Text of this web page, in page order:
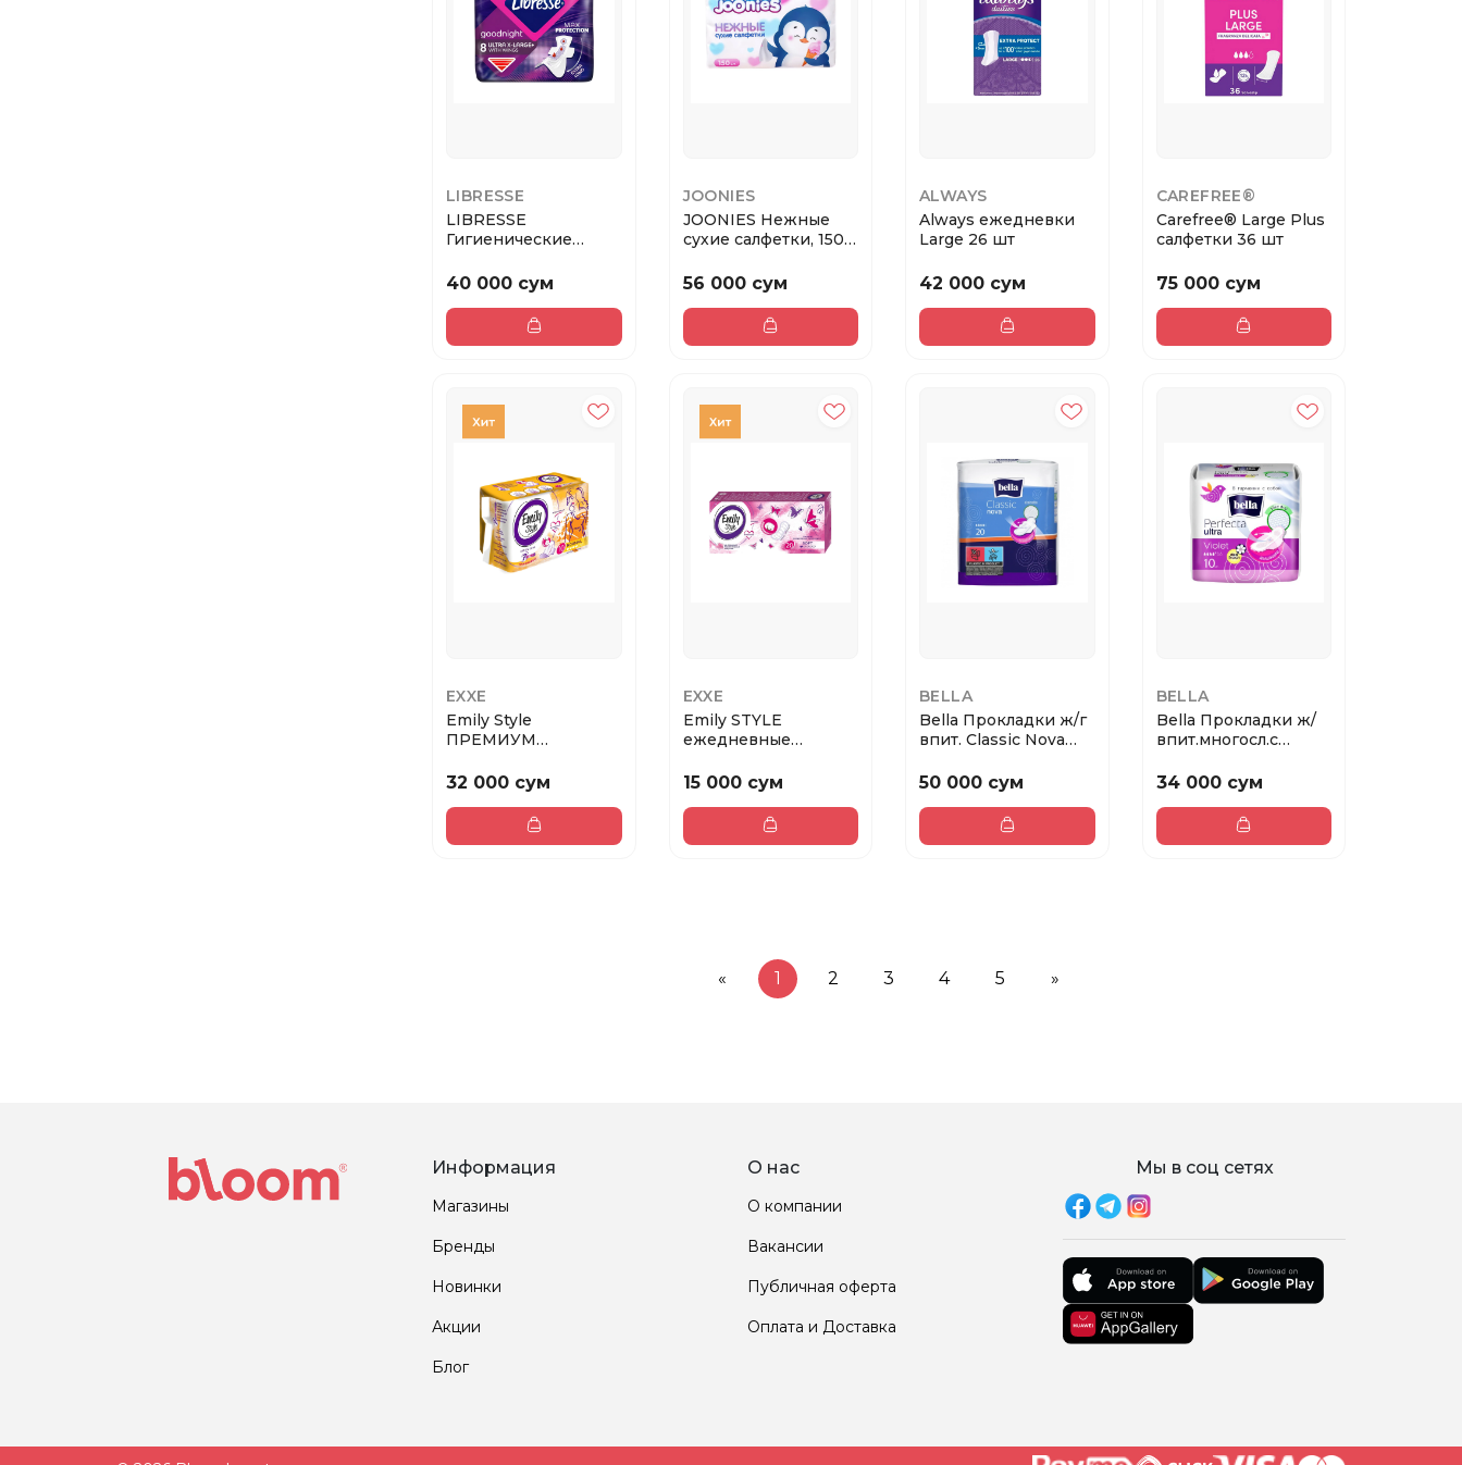
LIBRESSE
LIBRESSE
Гигиенические
Ultra Ni...
40 000 сум
JOONIES
JOONIES Нежные
сухие салфетки, 150
56 000 сум
ALWAYS
Always ежедневки
Large 26 шт
42 000 сум
CAREFREE®
Carefree® Large Plus
салфетки 36 шт
75 000 сум
EXXE
Emily Style
ПРЕМИУМ
НОРМАЛ 10 шт
32 000 сум
EXXE
Emily STYLE
ежедневные
20 шт
15 000 сум
BELLA
Bella Прокладки ж/г
впит. Classic Nova
50 000 сум
BELLA
Bella Прокладки ж/
впит.многосл.с
34 000 сум
« 1 2 3 4 5 »
Информация
Магазины
Бренды
Новинки
Акции
Блог
О нас
О компании
Вакансии
Публичная оферта
Оплата и Доставка
Мы в соц сетях